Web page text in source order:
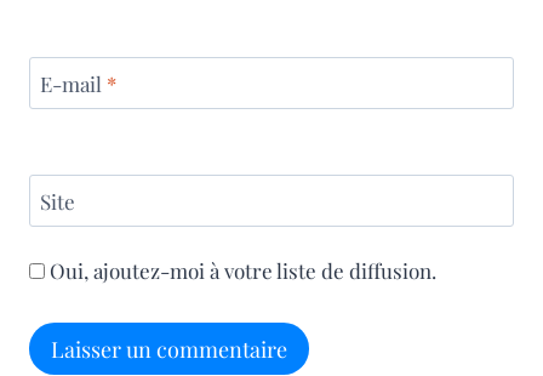
E-mail *
Site
Oui, ajoutez-moi à votre liste de diffusion.